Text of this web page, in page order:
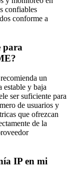
confiables
conforme a
para
un
estable y baja
ser suficiente para
de usuarios y
que ofrezcan
de la
IP en mi